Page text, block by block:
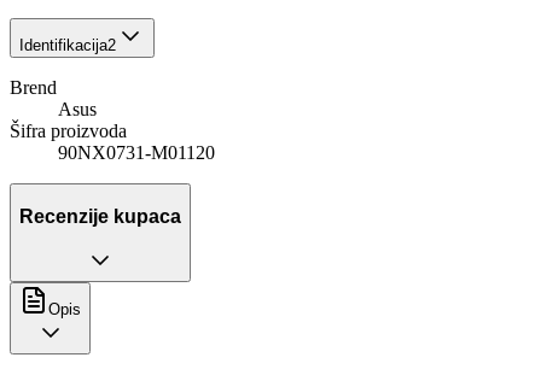
Identifikacija2
Brend
Asus
Šifra proizvoda
90NX0731-M01120
Recenzije kupaca
Opis